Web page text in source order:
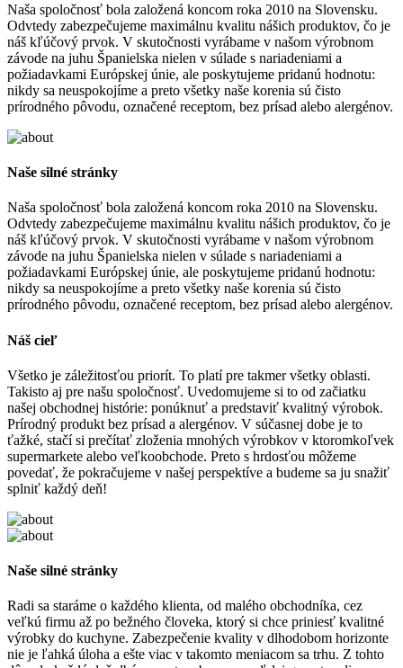
Naša spoločnosť bola založená koncom roka 2010 na Slovensku.
Odvtedy zabezpečujeme maximálnu kvalitu nášich produktov, čo je
náš kľúčový prvok. V skutočnosti vyrábame v našom výrobnom
závode na juhu Španielska nielen v súlade s nariadeniami a
požiadavkami Európskej únie, ale poskytujeme pridanú hodnotu:
nikdy sa neuspokojíme a preto všetky naše korenia sú čisto
prírodného pôvodu, označené receptom, bez prísad alebo alergénov.
Naše silné stránky
Naša spoločnosť bola založená koncom roka 2010 na Slovensku.
Odvtedy zabezpečujeme maximálnu kvalitu nášich produktov, čo je
náš kľúčový prvok. V skutočnosti vyrábame v našom výrobnom
závode na juhu Španielska nielen v súlade s nariadeniami a
požiadavkami Európskej únie, ale poskytujeme pridanú hodnotu:
nikdy sa neuspokojíme a preto všetky naše korenia sú čisto
prírodného pôvodu, označené receptom, bez prísad alebo alergénov.
Náš cieľ
Všetko je záležitosťou priorít. To platí pre takmer všetky oblasti.
Takisto aj pre našu spoločnosť. Uvedomujeme si to od začiatku
našej obchodnej histórie: ponúknuť a predstaviť kvalitný výrobok.
Prírodný produkt bez prísad a alergénov. V súčasnej dobe je to
ťažké, stačí si prečítať zloženia mnohých výrobkov v ktoromkoľvek
supermarkete alebo veľkoobchode. Preto s hrdosťou môžeme
povedať, že pokračujeme v našej perspektíve a budeme sa ju snažiť
splniť každý deň!
Naše silné stránky
Radi sa staráme o každého klienta, od malého obchodníka, cez
veľkú firmu až po bežného človeka, ktorý si chce priniesť kvalitné
výrobky do kuchyne. Zabezpečenie kvality v dlhodobom horizonte
nie je ľahká úloha a ešte viac v takomto meniacom sa trhu. Z tohto